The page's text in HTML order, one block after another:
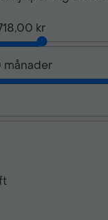
kr
månader